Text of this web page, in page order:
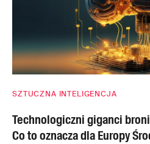
SZTUCZNA INTELIGENCJA
Technologiczni giganci
Co to oznacza dla Europy